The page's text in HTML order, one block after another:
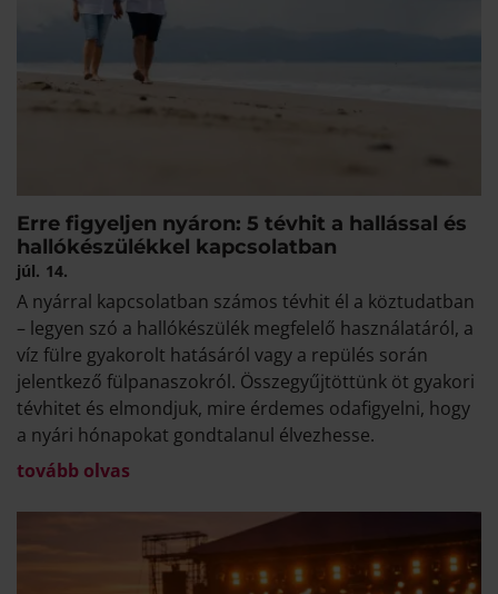
Erre figyeljen nyáron: 5 tévhit a hallással és
hallókészülékkel kapcsolatban
júl. 14.
A nyárral kapcsolatban számos tévhit él a köztudatban
– legyen szó a hallókészülék megfelelő használatáról, a
víz fülre gyakorolt hatásáról vagy a repülés során
jelentkező fülpanaszokról. Összegyűjtöttünk öt gyakori
tévhitet és elmondjuk, mire érdemes odafigyelni, hogy
a nyári hónapokat gondtalanul élvezhesse.
tovább olvas